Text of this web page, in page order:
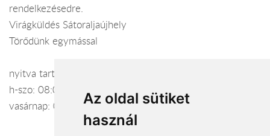
Az oldal sütiket
használ
rendelkezésedre.
Virágküldés Sátoraljaújhely
Törődünk egymással
nyitva tartás:
h-szo: 08:00 - 16:00
vasárnap: 08:00 - 12:00